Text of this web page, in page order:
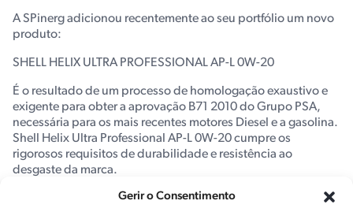
Gerir o Consentimento
A SPinerg adicionou recentemente ao seu portfólio um novo
produto:
SHELL HELIX ULTRA PROFESSIONAL AP-L 0W-20
É o resultado de um processo de homologação exaustivo e
exigente para obter a aprovação B71 2010 do Grupo PSA,
necessária para os mais recentes motores Diesel e a gasolina.
Shell Helix Ultra Professional AP-L 0W-20 cumpre os
rigorosos requisitos de durabilidade e resistência ao
desgaste da marca.
Este produto exclusivo está disponível em embalagens 3x5L